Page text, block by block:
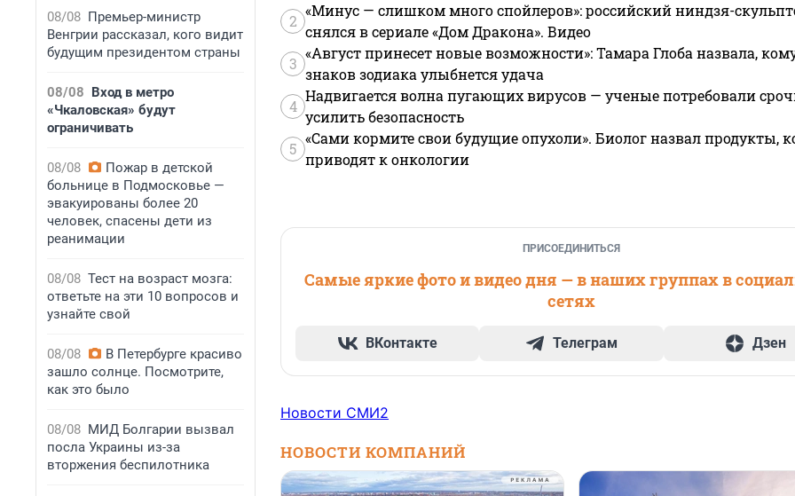
08/08 Премьер-министр
Венгрии рассказал, кого видит
будущим президентом страны
08/08 Вход в метро
«Чкаловская» будут
ограничивать
08/08
Пожар в детской
больнице в Подмосковье —
эвакуированы более 20
человек, спасены дети из
реанимации
08/08 Тест на возраст мозга:
ответьте на эти 10 вопросов и
узнайте свой
08/08
В Петербурге красиво
зашло солнце. Посмотрите,
как это было
08/08 МИД Болгарии вызвал
посла Украины из-за
вторжения беспилотника
2
«Минус — слишком много спойлеров»: российский ниндзя-
снялся в сериале «Дом Дракона». Видео
3
«Август принесет новые возможности»: Тамара Глоба назвала,
знаков зодиака улыбнется удача
4
Надвигается волна пугающих вирусов — ученые потребовали
усилить безопасность
5
«Сами кормите свои будущие опухоли». Биолог назвал продукты,
приводят к онкологии
ПРИСОЕДИНИТЬСЯ
Самые яркие фото и видео дня — в наших группах в
сетях
ВКонтакте Телеграм Дзен
Новости СМИ2
НОВОСТИ КОМПАНИЙ